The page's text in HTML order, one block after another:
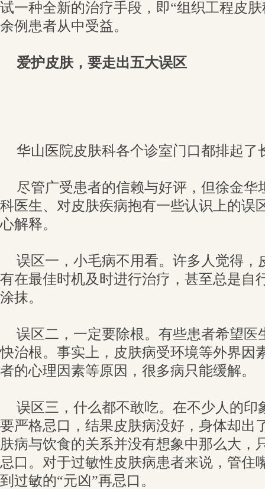
试一种全新的治疗手段，即“组织工程皮
余例患者从中受益。
爱护皮肤，要走出五大误区
华山医院皮肤科各个诊室门口都排起了
尽管广受患者的信赖与好评，但徐金华
科医生、对皮肤疾病抱有一些认识上的误
心解释。
误区一，小毛病不用看。许多人觉得，
有在最佳时机及时进行治疗，甚至总是自
涂抹。
误区二，一定要除根。有些患者希望医
快治根。事实上，皮肤病受环境等外界因
者的心理因素等原因，很多病只能缓解。
误区三，什么都不敢吃。在不少人的印
要严格忌口，结果皮肤病没好，身体却出
肤病与饮食的关系并没有想象中那么大，
忌口。对于过敏性皮肤病患者来说，管住
到过敏的“元凶”再忌口。